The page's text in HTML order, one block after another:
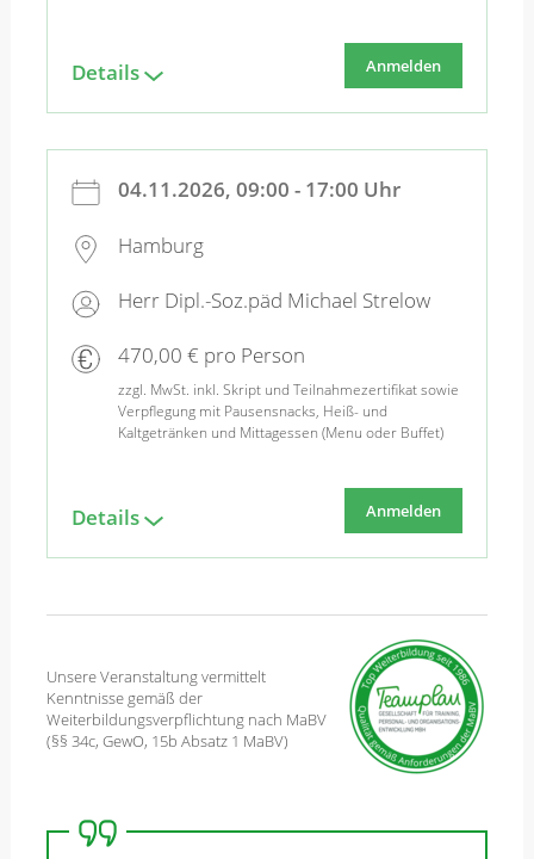
Details Anmelden
04.11.2026, 09:00 - 17:00 Uhr
Hamburg
Herr Dipl.-Soz.päd Michael Strelow
470,00 € pro Person
zzgl. MwSt. inkl. Skript und Teilnahmezertifikat sowie
Verpflegung mit Pausensnacks, Heiß- und
Kaltgetränken und Mittagessen (Menu oder Buffet)
Details Anmelden
Unsere Veranstaltung vermittelt
Kenntnisse gemäß der
Weiterbildungsverpflichtung nach MaBV
(§§ 34c, GewO, 15b Absatz 1 MaBV)